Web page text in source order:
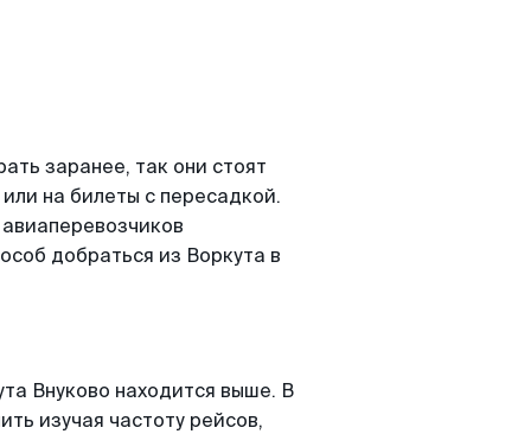
заранее, так они стоят
на билеты с пересадкой.
добраться из Воркута в
Внуково находится выше. В
изучая частоту рейсов,